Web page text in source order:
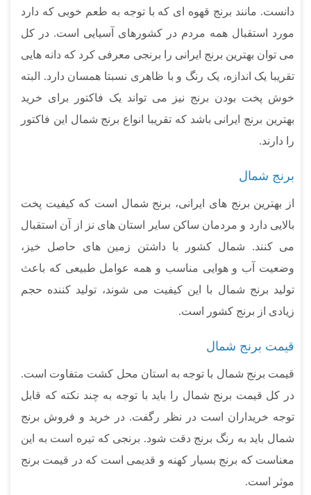
دانست. مانند برنج قهوه ای که با توجه به طعم خوبی که دارد
مورد استقبال همه مردم در کشورهای آسیایی است. در کل
می توان بهترین برنج ایرانی را برنجی معرفی کرد که دانه هایی
تقریبا یک اندازه، یک رنگ و با ظاهری نسبتا همسان دارد. البته
خوش پخت بودن برنج نیز می تواند یک فاکتور برای خرید
بهترین برنج ایرانی باشد که تقریبا انواع برنج شمال این فاکتور
را دارند.
برنج شمال
از بهترین برنج های ایرانی، برنج شمال است که کیفیت پخت
بالایی دارد و مردمان ساکن سایر استان های نز از آن استقبال
می کنند. شمال کشور با داشتن زمین های حاصل خیز،
وضعیت آب و هوایی مناسب و همه عوامل طبیعی که باعث
تولید برنج شمال با این کیفیت می شوند، تولید کننده حجم
زیادی از برنج کشور است.
قیمت برنج شمال
قیمت برنج شمال با توجه به استان محل کشت متفاوت است.
در کل قیمت برنج شمال را باید با توجه به چند نکته که قابل
توجه خریداران است در نظر رگفت. در خرید و فروش برنج
شمال باید به رنگ برنج دقت شود. برنجی که تیره است به این
معناست که برنج بسیار کهنه و قدیمی است که در قیمت برنج
موثر است.